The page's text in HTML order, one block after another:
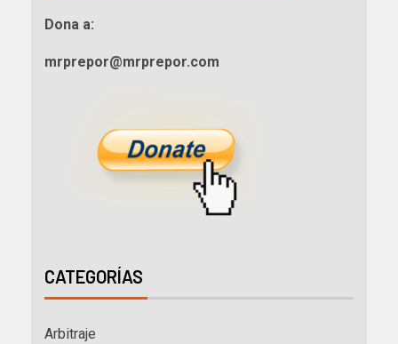
Dona a:
mrprepor@mrprepor.com
CATEGORÍAS
Arbitraje